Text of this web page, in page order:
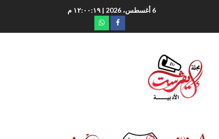
6 أغسطس، 2026 | ١٢:٠٠:٢٠ م